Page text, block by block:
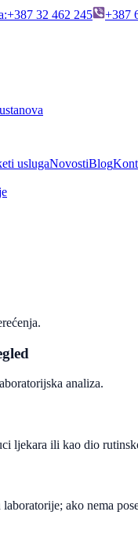
:+387 32 462 245 +387
uslugaNovostiBlog
analiza.
ljekara ili kao dio
ako nema